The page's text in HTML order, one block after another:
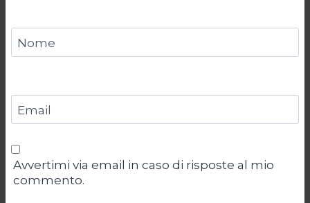
Nome
Email
Avvertimi via email in caso di risposte al mio
commento.